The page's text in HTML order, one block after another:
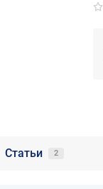
Статьи 2